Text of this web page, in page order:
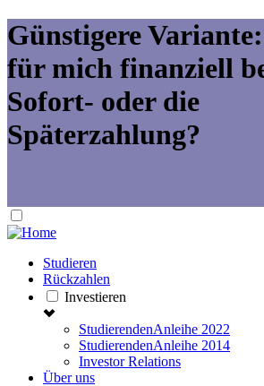
Günstigere
für mich finanziell
Sofort- oder die
Späterzahlung?
Studieren
Rückzahlen
Investieren
StudierendenAnleihe 2022
StudierendenAnleihe 2014
Investor Relations
Über uns